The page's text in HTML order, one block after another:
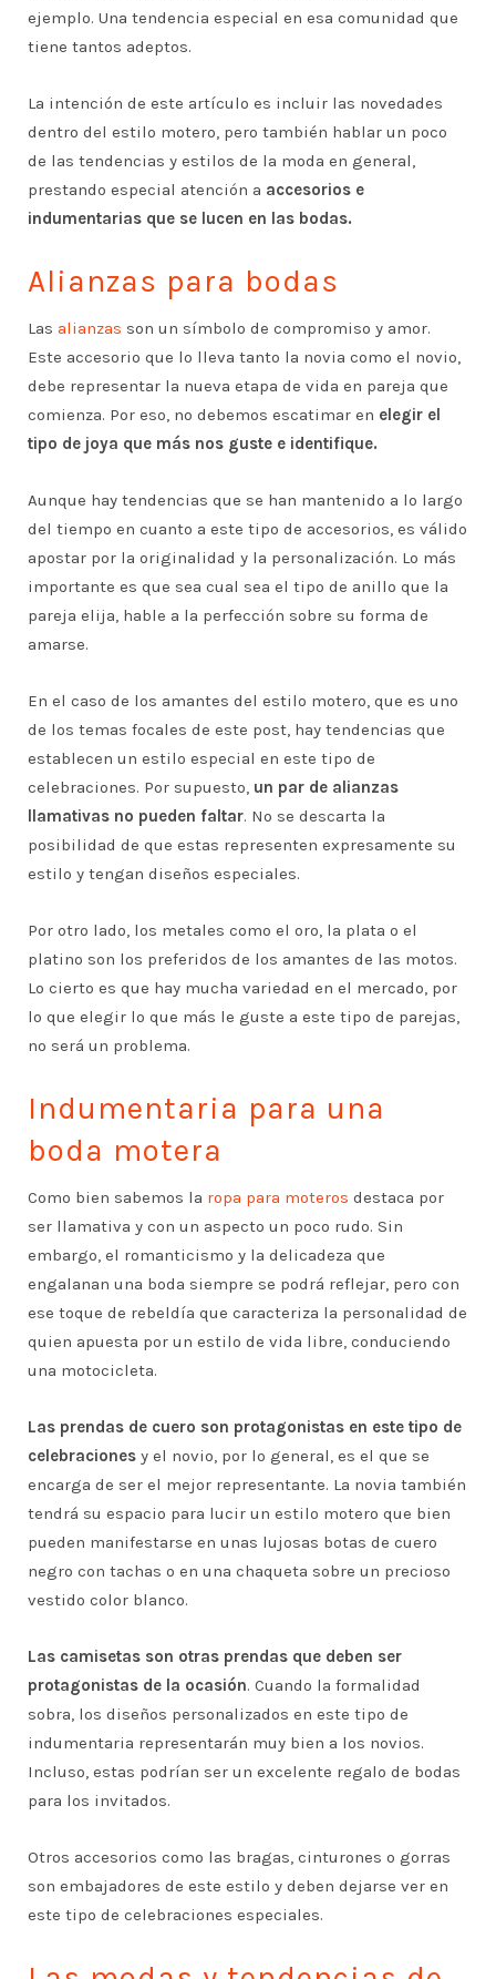
ejemplo. Una tendencia especial en esa comunidad que
tiene tantos adeptos.
La intención de este artículo es incluir las novedades
dentro del estilo motero, pero también hablar un poco
de las tendencias y estilos de la moda en general,
prestando especial atención a accesorios e
indumentarias que se lucen en las bodas.
Alianzas para bodas
Las alianzas son un símbolo de compromiso y amor.
Este accesorio que lo lleva tanto la novia como el novio,
debe representar la nueva etapa de vida en pareja que
comienza. Por eso, no debemos escatimar en elegir el
tipo de joya que más nos guste e identifique.
Aunque hay tendencias que se han mantenido a lo largo
del tiempo en cuanto a este tipo de accesorios, es válido
apostar por la originalidad y la personalización. Lo más
importante es que sea cual sea el tipo de anillo que la
pareja elija, hable a la perfección sobre su forma de
amarse.
En el caso de los amantes del estilo motero, que es uno
de los temas focales de este post, hay tendencias que
establecen un estilo especial en este tipo de
celebraciones. Por supuesto, un par de alianzas
llamativas no pueden faltar. No se descarta la
posibilidad de que estas representen expresamente su
estilo y tengan diseños especiales.
Por otro lado, los metales como el oro, la plata o el
platino son los preferidos de los amantes de las motos.
Lo cierto es que hay mucha variedad en el mercado, por
lo que elegir lo que más le guste a este tipo de parejas,
no será un problema.
Indumentaria para una
boda motera
Como bien sabemos la ropa para moteros destaca por
ser llamativa y con un aspecto un poco rudo. Sin
embargo, el romanticismo y la delicadeza que
engalanan una boda siempre se podrá reflejar, pero con
ese toque de rebeldía que caracteriza la personalidad de
quien apuesta por un estilo de vida libre, conduciendo
una motocicleta.
Las prendas de cuero son protagonistas en este tipo de
celebraciones y el novio, por lo general, es el que se
encarga de ser el mejor representante. La novia también
tendrá su espacio para lucir un estilo motero que bien
pueden manifestarse en unas lujosas botas de cuero
negro con tachas o en una chaqueta sobre un precioso
vestido color blanco.
Las camisetas son otras prendas que deben ser
protagonistas de la ocasión. Cuando la formalidad
sobra, los diseños personalizados en este tipo de
indumentaria representarán muy bien a los novios.
Incluso, estas podrían ser un excelente regalo de bodas
para los invitados.
Otros accesorios como las bragas, cinturones o gorras
son embajadores de este estilo y deben dejarse ver en
este tipo de celebraciones especiales.